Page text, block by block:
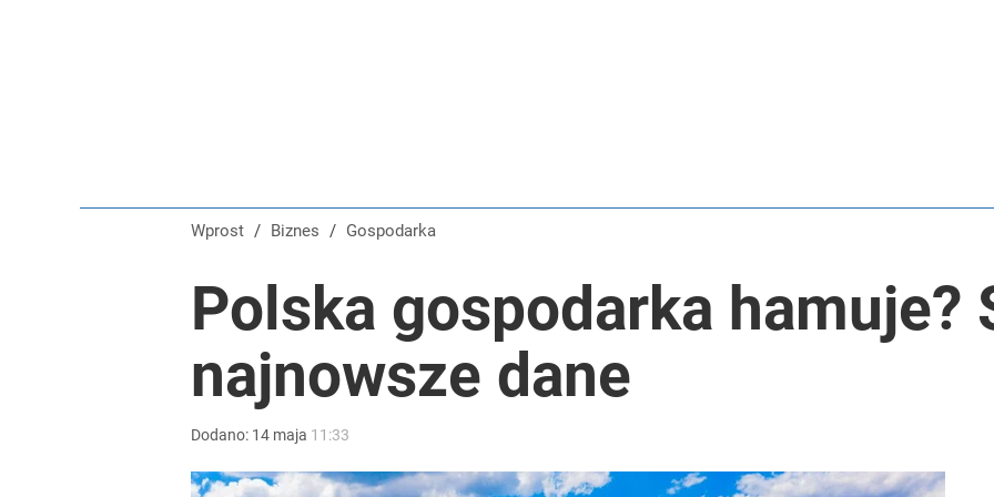
Wprost / Biznes / Gospodarka
Polska gospodarka hamuje?
najnowsze dane
Dodano: 14 maja 11:33